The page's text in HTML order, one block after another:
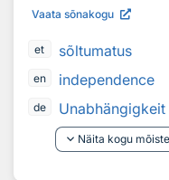
Vaata sõnakogu
et sõltumatus
en independence
de
Unabhängigkeit
keyboard_arrow_down Näita kogu